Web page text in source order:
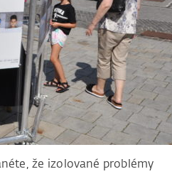
že izolované problémy